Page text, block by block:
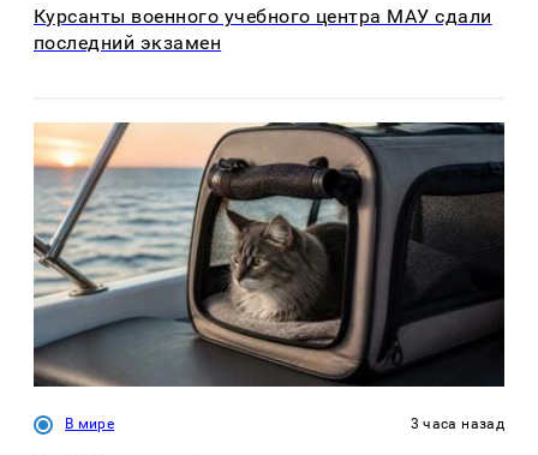
Курсанты военного учебного центра МАУ сдали
последний экзамен
В мире 3 часа назад